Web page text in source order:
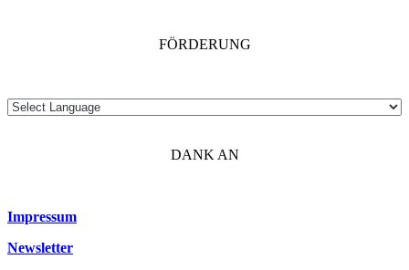
FÖRDERUNG
DANK AN
Impressum
Newsletter